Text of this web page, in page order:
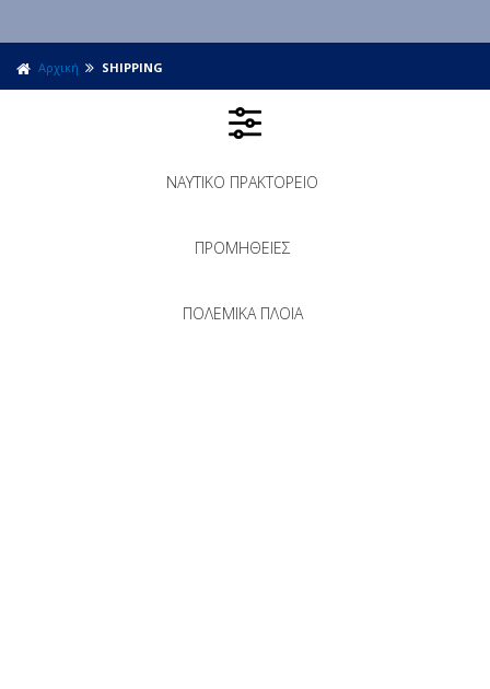
Αρχική SHIPPING
ΝΑΥΤΙΚΟ ΠΡΑΚΤΟΡΕΙΟ
ΠΡΟΜΗΘΕΙΕΣ
ΠΟΛΕΜΙΚΑ ΠΛΟΙΑ